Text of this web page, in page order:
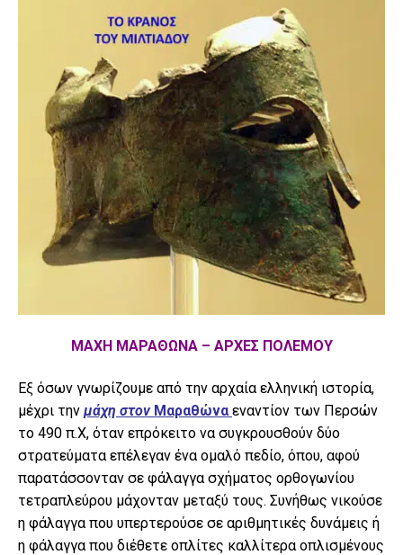
ΜΑΧΗ ΜΑΡΑΘΩΝΑ – ΑΡΧΕΣ ΠΟΛΕΜΟΥ
Εξ όσων γνωρίζουμε από την αρχαία ελληνική ιστορία,
μέχρι την μάχη στον Μαραθώνα εναντίον των Περσών
το 490 π.Χ, όταν επρόκειτο να συγκρουσθούν δύο
στρατεύματα επέλεγαν ένα ομαλό πεδίο, όπου, αφού
παρατάσσονταν σε φάλαγγα σχήματος ορθογωνίου
τετραπλεύρου μάχονταν μεταξύ τους. Συνήθως νικούσε
η φάλαγγα που υπερτερούσε σε αριθμητικές δυνάμεις ή
η φάλαγγα που διέθετε οπλίτες καλλίτερα οπλισμένους